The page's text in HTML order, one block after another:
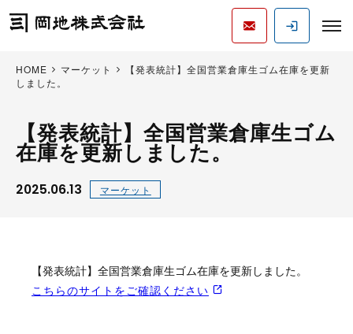
HOME マーケット
【発表統計】全国営業倉庫生ゴム在庫を更新
しました。
【発表統計】全国営業倉庫生ゴム
在庫を更新しました。
2025.06.13 マーケット
【発表統計】全国営業倉庫生ゴム在庫を更新しました。
こちらのサイトをご確認ください